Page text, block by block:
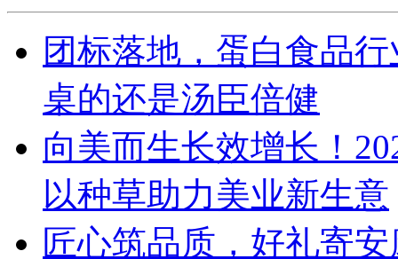
团标落地，蛋白食品
桌的还是汤臣倍健
向美而生长效增长！
以种草助力美业新生意
匠心筑品质，好礼寄